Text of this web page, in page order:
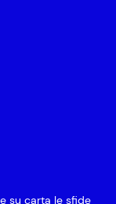
su carta le sfide